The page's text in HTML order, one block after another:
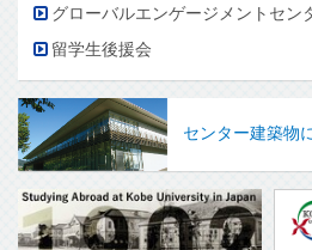
グローバルエンゲージメントセン
留学生後援会
センター建築物